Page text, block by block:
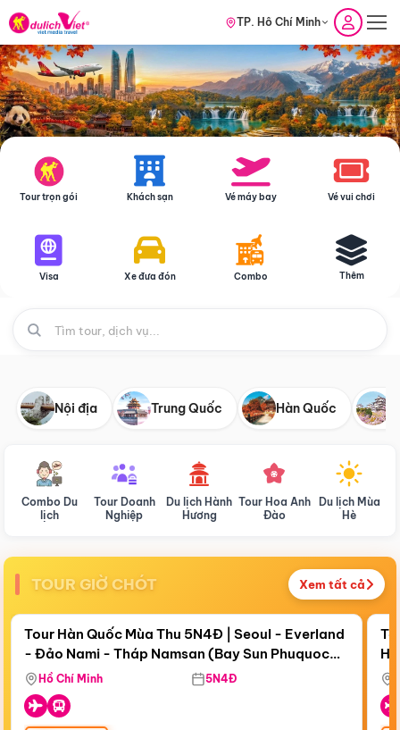
TP. Hồ Chí Minh
Tour trọn gói Khách sạn Vé máy bay Vé vui chơi
Visa Xe đưa đón Combo Thêm
Nội địa Trung Quốc Hàn Quốc
Combo Du
lịch
Tour Doanh
Nghiệp
Du lịch Hành
Hương
Tour Hoa Anh
Đào
Du lịch Mùa
Hè
TOUR GIỜ CHÓT Xem tất cả
Còn17 ngày 19:08:51
Bay Sun Phuquoc Airways
Điểm nổi bật
Tour Hàn Quốc Mùa Thu 5N4Đ | Seoul - Everland
- Đảo Nami - Tháp Namsan (Bay Sun Phuquoc
Airways)
Hồ Chí Minh 5N4Đ